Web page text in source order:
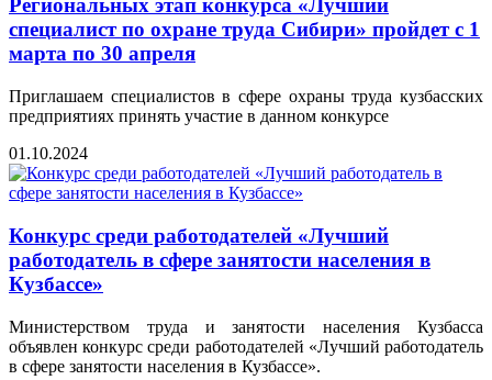
Региональных этап конкурса «Лучший
специалист по охране труда Сибири» пройдет с 1
марта по 30 апреля
Приглашаем специалистов в сфере охраны труда кузбасских
предприятиях принять участие в данном конкурсе
01.10.2024
Конкурс среди работодателей «Лучший
работодатель в сфере занятости населения в
Кузбассе»
Министерством труда и занятости населения Кузбасса
объявлен конкурс среди работодателей «Лучший работодатель
в сфере занятости населения в Кузбассе».